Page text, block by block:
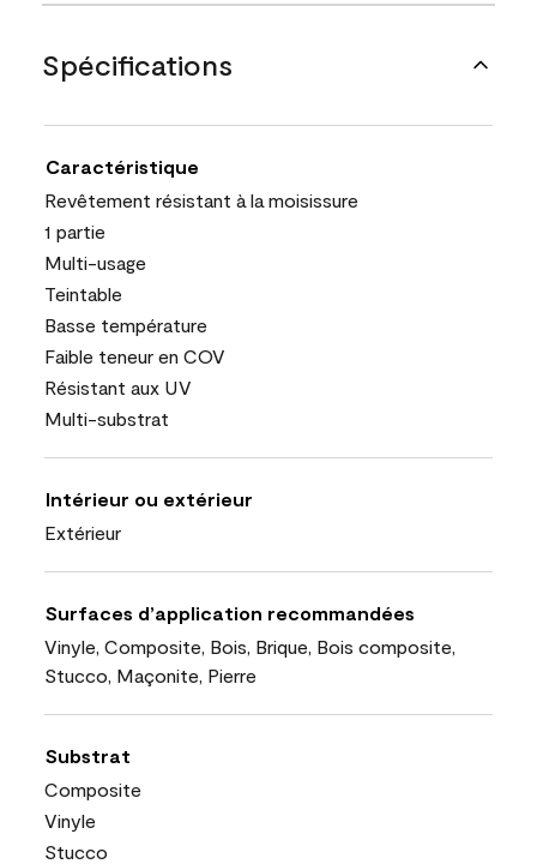
Spécifications
Caractéristique
Revêtement résistant à la moisissure
1 partie
Multi-usage
Teintable
Basse température
Faible teneur en COV
Résistant aux UV
Multi-substrat
Intérieur ou extérieur
Extérieur
Surfaces d’application recommandées
Vinyle, Composite, Bois, Brique, Bois composite,
Stucco, Maçonite, Pierre
Substrat
Composite
Vinyle
Stucco